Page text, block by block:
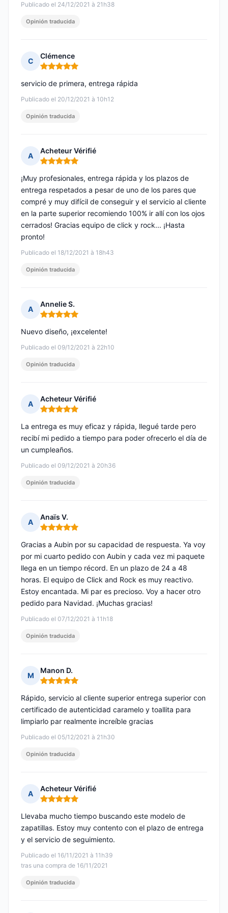
Publicado el 24/12/2021 à 21h38
Opinión traducida
C
Clémence
Nota: 5 de 5
Publicado el 20/12/2021 à 10h12
servicio de primera, entrega rápida
Opinión traducida
A
Acheteur Vérifié
Nota: 5 de 5
Publicado el 18/12/2021 à 18h43
¡Muy profesionales, entrega rápida y los plazos de
entrega respetados a pesar de uno de los pares que
compré y muy difícil de conseguir y el servicio al cliente
en la parte superior recomiendo 100% ir allí con los ojos
cerrados! Gracias equipo de click y rock... ¡Hasta
pronto!
Opinión traducida
A
Annelie S.
Nota: 5 de 5
Publicado el 09/12/2021 à 22h10
Nuevo diseño, ¡excelente!
Opinión traducida
A
Acheteur Vérifié
Nota: 5 de 5
Publicado el 09/12/2021 à 20h36
La entrega es muy eficaz y rápida, llegué tarde pero
recibí mi pedido a tiempo para poder ofrecerlo el día de
un cumpleaños.
Opinión traducida
A
Anaïs V.
Nota: 5 de 5
Publicado el 07/12/2021 à 11h18
Gracias a Aubin por su capacidad de respuesta. Ya voy
por mi cuarto pedido con Aubin y cada vez mi paquete
llega en un tiempo récord. En un plazo de 24 a 48
horas. El equipo de Click and Rock es muy reactivo.
Estoy encantada. Mi par es precioso. Voy a hacer otro
pedido para Navidad. ¡Muchas gracias!
Opinión traducida
M
Manon D.
Nota: 5 de 5
Publicado el 05/12/2021 à 21h30
Rápido, servicio al cliente superior entrega superior con
certificado de autenticidad caramelo y toallita para
limpiarlo par realmente increíble gracias
Opinión traducida
A
Acheteur Vérifié
Nota: 5 de 5
Publicado el 16/11/2021 à 11h39
tras una compra de 16/11/2021
Llevaba mucho tiempo buscando este modelo de
zapatillas. Estoy muy contento con el plazo de entrega
y el servicio de seguimiento.
Opinión traducida